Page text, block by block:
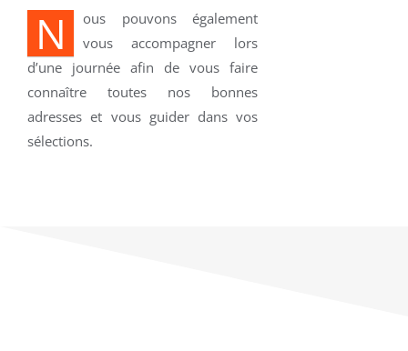
N
ous pouvons également
vous accompagner lors
d’une journée afin de vous faire
connaître toutes nos bonnes
adresses et vous guider dans vos
sélections.